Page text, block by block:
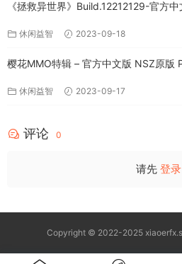
《拯救异世界》Build.12212129-官方
休闲益智 2023-09-18
樱花MMO特辑 – 官方中文版 NSZ原版
休闲益智 2023-09-17
评论 0
请先 登录
Copyright © 2022-2025